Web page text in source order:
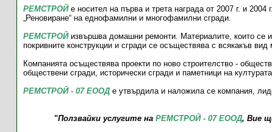
РЕМСТРОЙ е носител на първа и трета награда от 2007 г. и
„Реновиране“ на еднофамилни и многофамилни сгради.
РЕМСТРОЙизвършва домашни ремонти. Материалите, които се
покривните конструкции и сгради се осъществява с всякакъв вид
Компанията осъществява проекти по ново строителство -
обществени сгради, исторически сгради и паметници на
РЕМСТРОЙ - 07 ЕООДе утвърдила и наложила се компания,
"Ползвайки услугите наРЕМСТРОЙ - 07 ЕООД, Вие